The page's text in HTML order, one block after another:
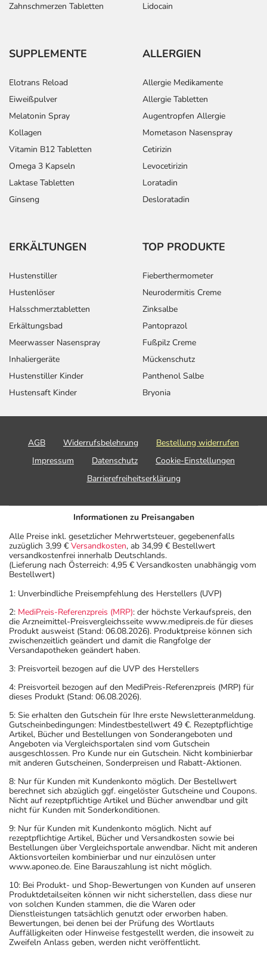
Zahnschmerzen Tabletten Lidocain
SUPPLEMENTE
Elotrans Reload
Eiweißpulver
Melatonin Spray
Kollagen
Vitamin B12 Tabletten
Omega 3 Kapseln
Laktase Tabletten
Ginseng
ALLERGIEN
Allergie Medikamente
Allergie Tabletten
Augentropfen Allergie
Mometason Nasenspray
Cetirizin
Levocetirizin
Loratadin
Desloratadin
ERKÄLTUNGEN
Hustenstiller
Hustenlöser
Halsschmerztabletten
Erkältungsbad
Meerwasser Nasenspray
Inhaliergeräte
Hustenstiller Kinder
Hustensaft Kinder
TOP PRODUKTE
Fieberthermometer
Neurodermitis Creme
Zinksalbe
Pantoprazol
Fußpilz Creme
Mückenschutz
Panthenol Salbe
Bryonia
AGB Widerrufsbelehrung
Bestellung widerrufen
Impressum
Datenschutz
Cookie-Einstellungen
Barrierefreiheitserklärung
Informationen zu Preisangaben
Alle Preise inkl. gesetzlicher Mehrwertsteuer, gegebenenfalls
zuzüglich 3,99 € Versandkosten, ab 34,99 € Bestellwert
versandkostenfrei innerhalb Deutschlands.
(Lieferung nach Österreich: 4,95 € Versandkosten unabhängig vom
Bestellwert)
1: Unverbindliche Preisempfehlung des Herstellers (UVP)
2: MediPreis-Referenzpreis (MRP): der höchste Verkaufspreis, den
die Arzneimittel-Preisvergleichsseite www.medipreis.de für dieses
Produkt ausweist (Stand: 06.08.2026). Produktpreise können sich
zwischenzeitlich geändert und damit die Rangfolge der
Versandapotheken geändert haben.
3: Preisvorteil bezogen auf die UVP des Herstellers
4: Preisvorteil bezogen auf den MediPreis-Referenzpreis (MRP) für
dieses Produkt (Stand: 06.08.2026).
5: Sie erhalten den Gutschein für Ihre erste Newsletteranmeldung.
Gutscheinbedingungen: Mindestbestellwert 49 €. Rezeptpflichtige
Artikel, Bücher und Bestellungen von Sonderangeboten und
Angeboten via Vergleichsportalen sind vom Gutschein
ausgeschlossen. Pro Kunde nur ein Gutschein. Nicht kombinierbar
mit anderen Gutscheinen, Sonderpreisen und Rabatt-Aktionen.
8: Nur für Kunden mit Kundenkonto möglich. Der Bestellwert
berechnet sich abzüglich ggf. eingelöster Gutscheine und Coupons.
Nicht auf rezeptpflichtige Artikel und Bücher anwendbar und gilt
nicht für Kunden mit Sonderkonditionen.
9: Nur für Kunden mit Kundenkonto möglich. Nicht auf
rezeptpflichtige Artikel, Bücher und Versandkosten sowie bei
Bestellungen über Vergleichsportale anwendbar. Nicht mit anderen
Aktionsvorteilen kombinierbar und nur einzulösen unter
www.aponeo.de. Eine Barauszahlung ist nicht möglich.
10: Bei Produkt- und Shop-Bewertungen von Kunden auf unseren
Produktdetailseiten können wir nicht sicherstellen, dass diese nur
von solchen Kunden stammen, die die Waren oder
Dienstleistungen tatsächlich genutzt oder erworben haben.
Bewertungen, bei denen bei der Prüfung des Wortlauts
Auffälligkeiten oder Hinweise festgestellt werden, die insoweit zu
Zweifeln Anlass geben, werden nicht veröffentlicht.